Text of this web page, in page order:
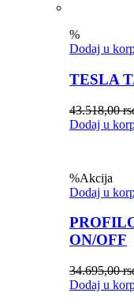
%
Dodaj u
TESLA
43.518,00
Dodaj u
%Akcija
Dodaj u
ON/OFF
34.695,00
Dodaj u